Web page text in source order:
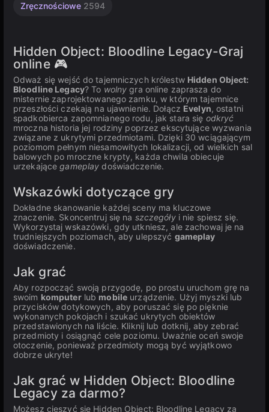
Zręcznościowe 2594
Hidden Object: Bloodline Legacy-Graj
online 🎮
Odważ się wejść do tajemniczych królestw Hidden Object:
Bloodline Legacy? To wolny gra online zaprasza do
misternie zaprojektowanego zamku, w którym tajemnice
przeszłości czekają na ujawnienie. Dołącz Evelyn, ostatni
spadkobierca zapomnianego rodu, jak stara się odkryć
mroczna historia jej rodziny poprzez ekscytujące wyzwania
związane z ukrytymi przedmiotami. Dzięki 30 wciągającym
poziomom pełnym niesamowitych lokalizacji, od wielkich sal
balowych po mroczne krypty, każda chwila obiecuje
urzekającegameplay doświadczenie.
Wskazówki dotyczące gry
Dokładne skanowanie każdej sceny ma kluczowe
znaczenie. Skoncentruj się na szczegółyi nie spiesz się.
Wykorzystaj wskazówki, gdy utkniesz, ale zachowaj je na
trudniejszych poziomach, aby ulepszyć gameplay
doświadczenie.
Jak grać
Aby rozpocząć swoją przygodę, po prostu uruchom grę na
swoim komputerlub mobile urządzenie. Użyj myszki lub
przycisków dotykowych, aby poruszać się po pięknie
wykonanych pokojach i szukać ukrytych obiektów
przedstawionych na liście. Kliknij lub dotknij, aby zebrać
przedmioty i osiągnąć cele poziomu. Uważnie oceń swoje
otoczenie, ponieważ przedmioty mogą być wyjątkowo
dobrze ukryte!
Jak grać w Hidden Object: Bloodline
Legacy za darmo?
Możesz cieszyć się Hidden Object: Bloodline Legacy za